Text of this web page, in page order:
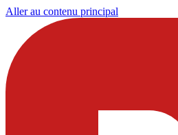
Aller au contenu principal